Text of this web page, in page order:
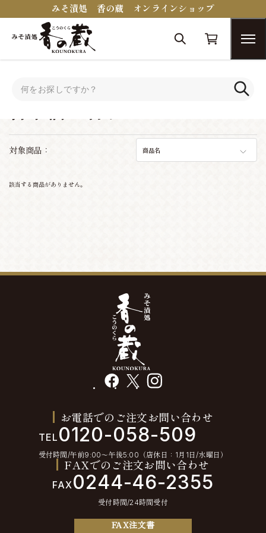
みそ漬処 香の蔵 オンラインショップ
対象商品： 商品名
該当する商品がありません。
facebook instagram
お電話でのご注文お問い合わせ
TEL 0120-058-509
受付時間/午前9:00〜午後5:00（店休日：1月1日/水曜日）
FAXでのご注文お問い合わせ
FAX0244-46-2355
受付時間/24時間受付
FAX注文書